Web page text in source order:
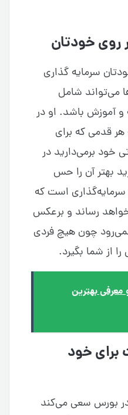
سرمایه گذاری
می‌تواند شامل
و آموزش باشد. او در
قدمی که برای
خود برمی‌دارید در
بهتر آن را حس
است که
خواهد رساند و برعکس
نمی‌رود چون هیچ فردی
از شما بگیرد.
معرفی بهترین
برای خود
بورس سعی می‌کند